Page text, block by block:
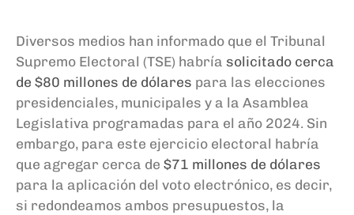
Diversos medios han informado que el Tribunal
Supremo Electoral (TSE) habría solicitado cerca
de $80 millones de dólares para las elecciones
presidenciales, municipales y a la Asamblea
Legislativa programadas para el año 2024. Sin
embargo, para este ejercicio electoral habría
que agregar cerca de $71 millones de dólares
para la aplicación del voto electrónico, es decir,
si redondeamos ambos presupuestos, la